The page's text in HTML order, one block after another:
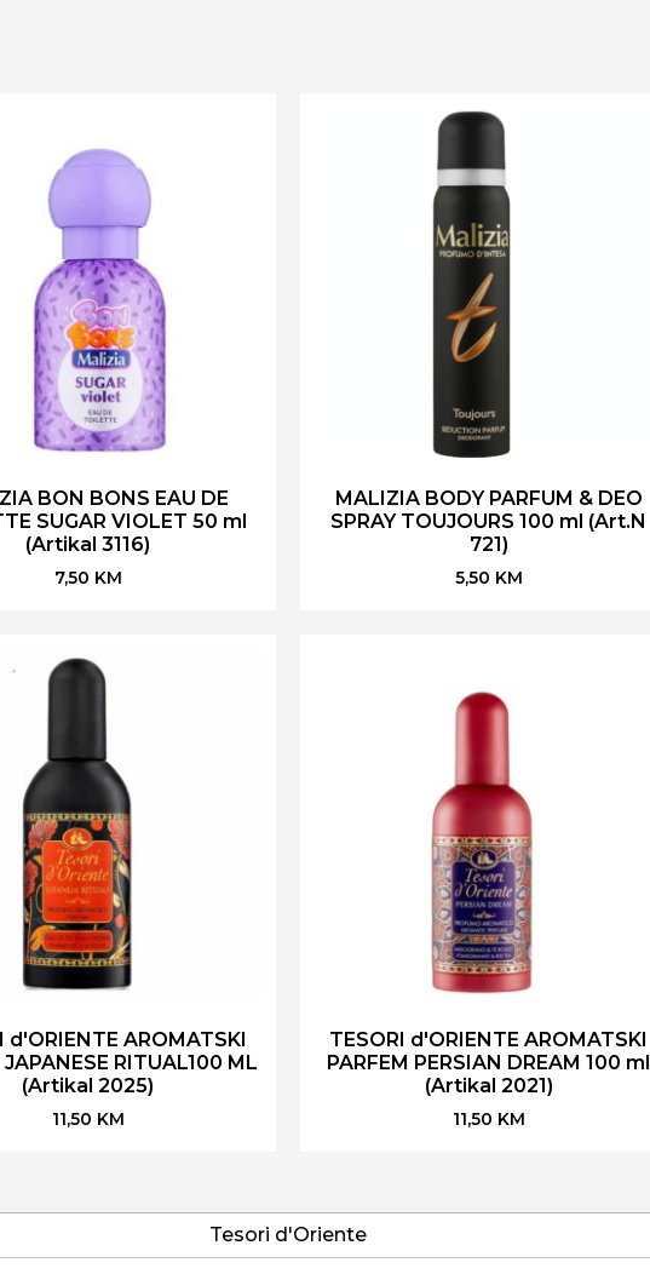
BON BONS EAU DE
SUGAR VIOLET 50 ml
(Artikal 3116)
7,50 KM
MALIZIA BODY PARFUM & DEO
SPRAY TOUJOURS 100 ml (Art.N
721)
5,50 KM
d'ORIENTE AROMATSKI
JAPANESE RITUAL100 ML
(Artikal 2025)
11,50 KM
TESORI d'ORIENTE AROMATSKI
PARFEM PERSIAN DREAM 100 ml
(Artikal 2021)
11,50 KM
Tesori d'Oriente